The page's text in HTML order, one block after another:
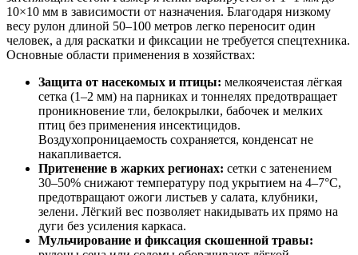
10×10 мм в зависимости от назначения. Благодаря низкому
весу рулон длиной 50–100 метров легко переносит один
человек, а для раскатки и фиксации не требуется спецтехника.
Основные области применения в хозяйствах:
Защита от насекомых и птицы: мелкоячеистая лёгкая
сетка (1–2 мм) на парниках и тоннелях предотвращает
проникновение тли, белокрылки, бабочек и мелких
птиц без применения инсектицидов.
Воздухопроницаемость сохраняется, конденсат не
накапливается.
Притенение в жарких регионах: сетки с затенением
30–50% снижают температуру под укрытием на 4–7°C,
предотвращают ожоги листьев у салата, клубники,
зелени. Лёгкий вес позволяет накидывать их прямо на
дуги без усиления каркаса.
Мульчирование и фиксация скошенной травы: